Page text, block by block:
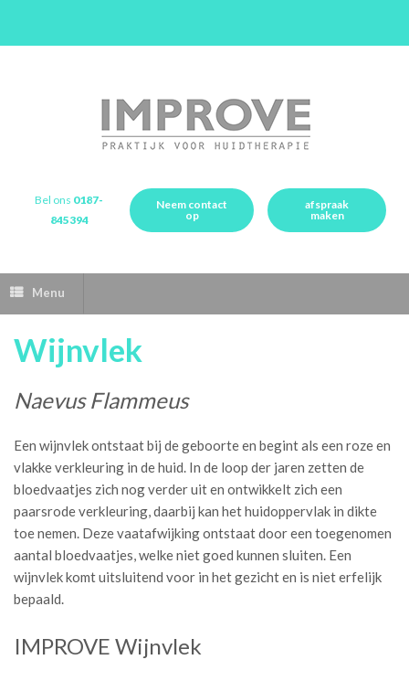
Bel ons 0187-
845394
Neem contact
op
afspraak
maken
Menu
Wijnvlek
Naevus Flammeus
Een wijnvlek ontstaat bij de geboorte en begint als een roze en
vlakke verkleuring in de huid. In de loop der jaren zetten de
bloedvaatjes zich nog verder uit en ontwikkelt zich een
paarsrode verkleuring, daarbij kan het huidoppervlak in dikte
toe nemen. Deze vaatafwijking ontstaat door een toegenomen
aantal bloedvaatjes, welke niet goed kunnen sluiten. Een
wijnvlek komt uitsluitend voor in het gezicht en is niet erfelijk
bepaald.
IMPROVE Wijnvlek